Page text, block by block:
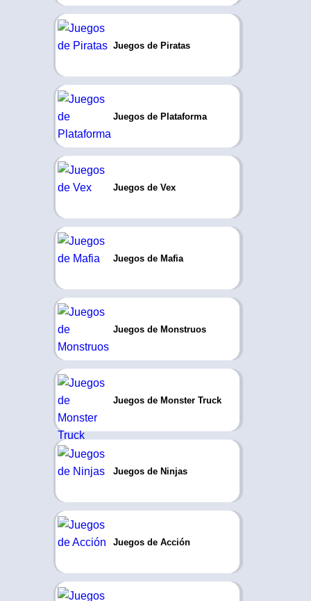
Juegos de Piratas
Juegos de Plataforma
Juegos de Vex
Juegos de Mafia
Juegos de Monstruos
Juegos de Monster Truck
Juegos de Ninjas
Juegos de Acción